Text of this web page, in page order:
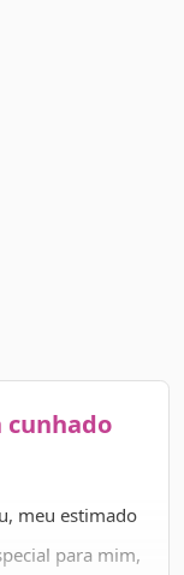
cunhado
meu estimado
para mim,